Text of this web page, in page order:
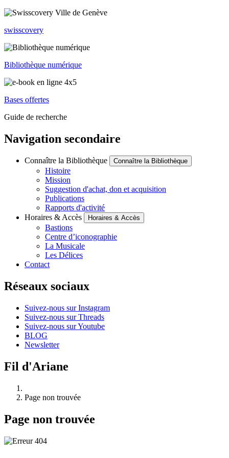
swisscovery
Bibliothèque numérique
Bases offertes
Guide de recherche
Navigation secondaire
Connaître la Bibliothèque Connaître la Bibliothèque
Histoire
Mission
Suggestion d'achat, don et acquisition
Publications
Rapports d'activité
Horaires & Accès
Horaires & Accès
Bastions
Centre d’iconographie
La Musicale
Les Délices
Contact
Réseaux sociaux
Suivez-nous sur Instagram
Suivez-nous sur Threads
Suivez-nous sur Youtube
BLOG
Newsletter
Fil d'Ariane
Page non trouvée
Page non trouvée